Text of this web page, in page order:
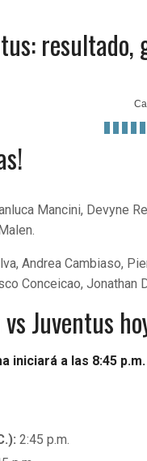
Mancini, Devyne
Andrea Cambiaso,
Conceicao, Jonathan
Juventus
iniciará a las 8:45
2:45 p.m.